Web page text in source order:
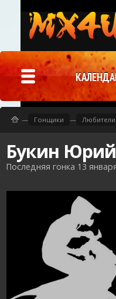
Букин Юрий
Последняя гонка 13
— Гонщики — Любители